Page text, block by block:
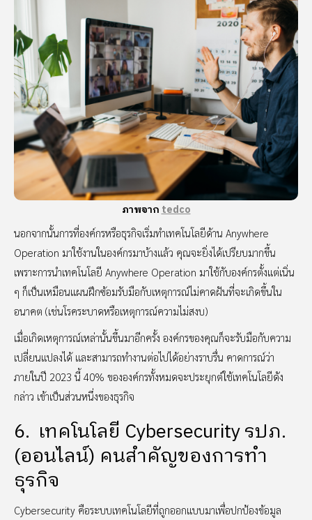
ภาพจากtedco
นอกจากนั้นการที่องค์กรหรือธุรกิจเริ่มทำเทคโนโลยีด้าน Anywhere
Operation มาใช้งานในองค์กรมาบ้างแล้ว คุณจะยิ่งได้เปรียบมากขึ้น
เพราะการนำเทคโนโลยี Anywhere Operation มาใช้กับองค์กรตั้งแต่เนิ่น
ๆ ก็เป็นเหมือนแผนฝึกซ้อมรับมือกับเหตุการณ์ไม่คาดฝันที่จะเกิดขึ้นใน
อนาคต (เช่นโรคระบาดหรือเหตุการณ์ความไม่สงบ)
เมื่อเกิดเหตุการณ์เหล่านั้นขึ้นมาอีกครั้ง องค์กรของคุณก็จะรับมือกับความ
เปลี่ยนแปลงได้ และสามารถทำงานต่อไปได้อย่างราบรื่น คาดการณ์ว่า
ภายในปี 2023 นี้ 40% ขององค์กรทั้งหมดจะประยุกต์ใช้เทคโนโลยีดัง
กล่าว เข้าเป็นส่วนหนึ่งของธุรกิจ
6. เทคโนโลยี Cybersecurity รปภ.
(ออนไลน์) คนสำคัญของการทำ
ธุรกิจ
Cybersecurity คือระบบเทคโนโลยีที่ถูกออกแบบมาเพื่อปกป้องข้อมูล